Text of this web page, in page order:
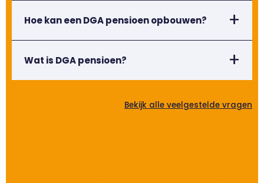
Hoe kan een DGA pensioen opbouwen?
Wat is DGA pensioen?
Bekijk alle veelgestelde vragen